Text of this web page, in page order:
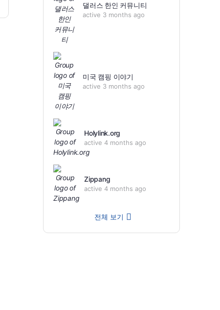
댈러스 한인 커뮤니티
active 3 months ago
미국 캠핑 이야기
active 3 months ago
Holylink.org
active 4 months ago
Zippang
active 4 months ago
전체 보기